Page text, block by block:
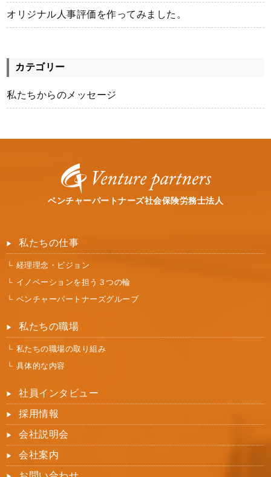
オリジナル人事評価を作ってみました。
カテゴリー
私たちからのメッセージ
ベンチャーパートナーズ社会保険労務士法人
私たちの仕事
経理理念・ビジョン
イノベーションを担う３つの輪
ベンチャーパートナーズグループ
私たちの職場
私たちの職場の取り組み
具体的な内容
社員インタビュー
採用情報
会社説明会
会社案内